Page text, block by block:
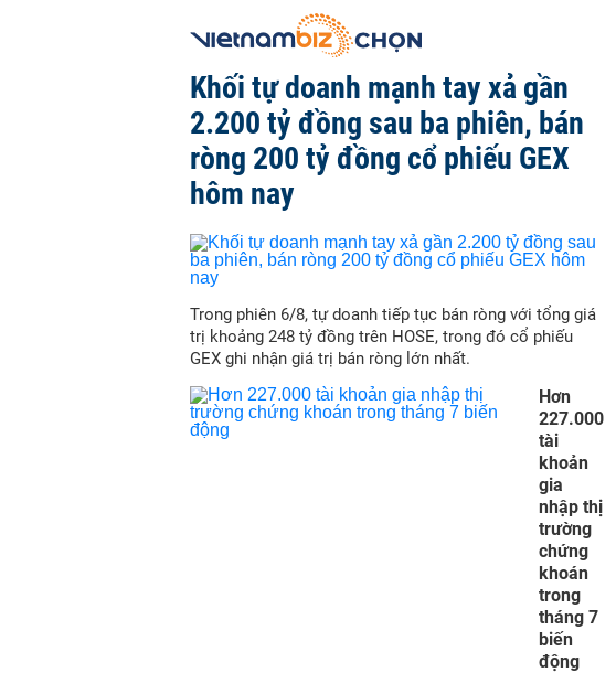
Khối tự doanh mạnh tay xả gần
2.200 tỷ đồng sau ba phiên, bán
ròng 200 tỷ đồng cổ phiếu GEX
hôm nay
Trong phiên 6/8, tự doanh tiếp tục bán ròng với tổng giá
trị khoảng 248 tỷ đồng trên HOSE, trong đó cổ phiếu
GEX ghi nhận giá trị bán ròng lớn nhất.
Hơn
227.000
tài
khoản
gia
nhập thị
trường
chứng
khoán
trong
tháng 7
biến
động